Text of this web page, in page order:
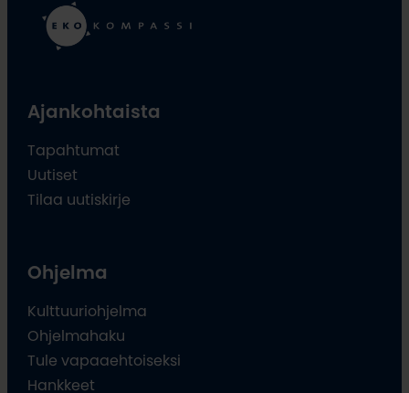
Ajankohtaista
Tapahtumat
Uutiset
Tilaa uutiskirje
Ohjelma
Kulttuuriohjelma
Ohjelmahaku
Tule vapaaehtoiseksi
Hankkeet